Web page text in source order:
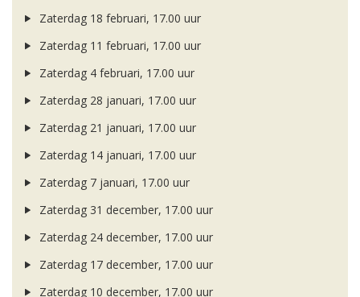
Zaterdag 18 februari, 17.00 uur
Zaterdag 11 februari, 17.00 uur
Zaterdag 4 februari, 17.00 uur
Zaterdag 28 januari, 17.00 uur
Zaterdag 21 januari, 17.00 uur
Zaterdag 14 januari, 17.00 uur
Zaterdag 7 januari, 17.00 uur
Zaterdag 31 december, 17.00 uur
Zaterdag 24 december, 17.00 uur
Zaterdag 17 december, 17.00 uur
Zaterdag 10 december, 17.00 uur